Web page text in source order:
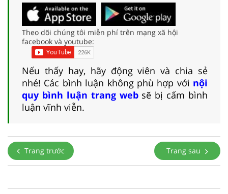
Theo dõi chúng tôi miễn phí trên mạng xã hội
facebook và youtube:
Nếu thấy hay, hãy động viên và chia sẻ
nhé! Các bình luận không phù hợp với nội
quy bình luận trang websẽ bị cấm bình
luận vĩnh viễn.
Trang trước Trang sau